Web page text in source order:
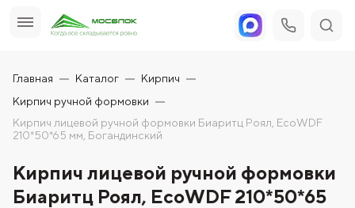
Главная Каталог
Кирпич
Кирпич ручной формовки
Кирпич лицевой ручной формовки Биаритц Роял, EcoWDF
210*50*65 мм, Богандинский
Кирпич лицевой ручной формовки
Биаритц Роял, EcoWDF 210*50*65